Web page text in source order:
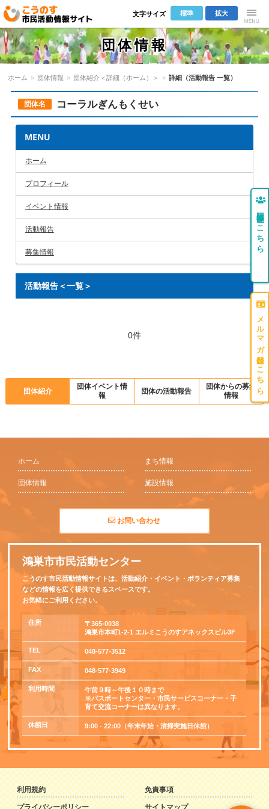
こうのす市
民活動情報サ
イト
Menu
拡大
標準
文字サイズ
団体情報
ホーム » 団体情報 » 団体紹介＜詳細（ホーム）＞ » 詳細（活動報告 一覧）
団体名 コーラルぎんもくせい
MENU
ホーム
プロフィール
イベント情報
活動報告
募集情報
活動報告＜一覧＞
0件
団体紹介
団体イベント情
報
団体の活動報告
団体からの募集
情報
団体登録はこちら
メルマガ登録はこちら
ホーム まち情報
団体情報 施設情報
お問い合わせ
鴻巣市市民活動センター
こうのす市民活動情報サイトは、活動紹介・イベント・ボランティア募集
などの情報を広く提供できるスペースです。
お気軽にご利用ください。
住所
〒365-0038
鴻巣市本町1-2-1 エルミこうのすアネックスビル3F
TEL 048-577-3512
FAX 048-577-3949
利用時間
午前９時～午後１０時まで
※パスポートセンター・市民サービスコーナー・子
育て交流コーナーは異なります。
休館日 9:00 - 22:00（年末年始・清掃実施日休館）
利用規約 免責事項